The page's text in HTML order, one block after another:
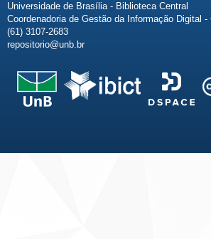
Universidade de Brasília - Biblioteca Central
Coordenadoria de Gestão da Informação Digital -
(61) 3107-2683
repositorio@unb.br